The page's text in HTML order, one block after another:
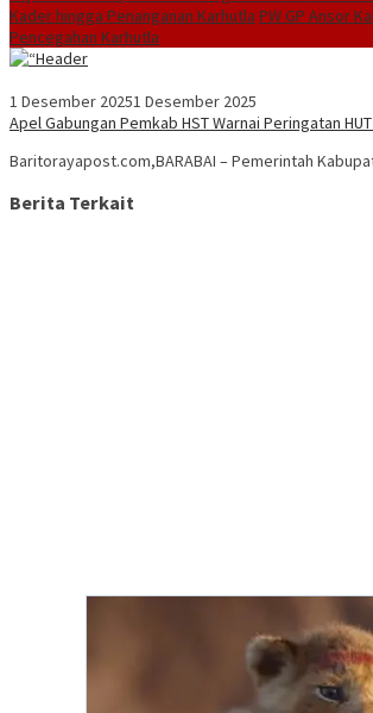
Kader hingga Penanganan Karhutla PW GP Ansor
Pencegahan Karhutla
1 Desember 20251 Desember 2025
Apel Gabungan Pemkab HST Warnai Peringatan
Baritorayapost.com,BARABAI – Pemerintah
Berita Terkait